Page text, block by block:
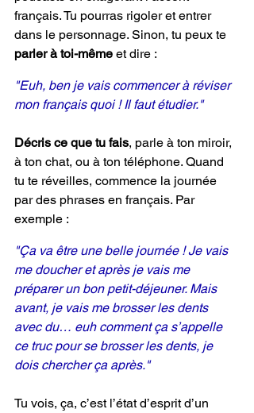
français. Tu pourras rigoler et entrer
dans le personnage. Sinon, tu peux te
parler à toi-même et dire :
"Euh, ben je vais commencer à réviser
mon français quoi ! Il faut étudier."
Décris ce que tu fais, parle à ton miroir,
à ton chat, ou à ton téléphone. Quand
tu te réveilles, commence la journée
par des phrases en français. Par
exemple :
"Ça va être une belle journée ! Je vais
me doucher et après je vais me
préparer un bon petit-déjeuner. Mais
avant, je vais me brosser les dents
avec du… euh comment ça s’appelle
ce truc pour se brosser les dents, je
dois chercher ça après."
Tu vois, ça, c’est l’état d’esprit d’un